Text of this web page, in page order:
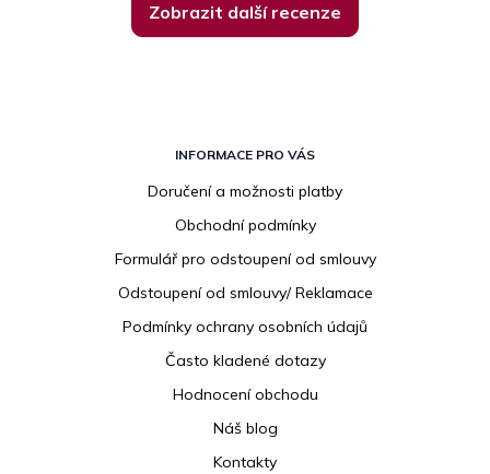
Zobrazit další recenze
INFORMACE PRO VÁS
Doručení a možnosti platby
Obchodní podmínky
Formulář pro odstoupení od smlouvy
Odstoupení od smlouvy/ Reklamace
Podmínky ochrany osobních údajů
Často kladené dotazy
Hodnocení obchodu
Náš blog
Kontakty